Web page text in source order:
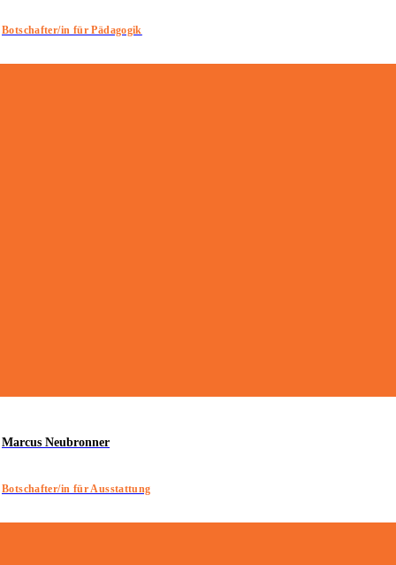
Botschafter/in für Pädagogik
Marcus Neubronner
Botschafter/in für Ausstattung